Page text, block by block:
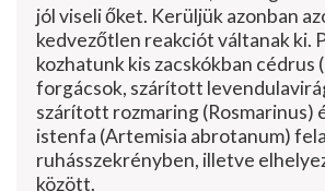
jól viseli őket. Kerüljük azonban
ked­vezőtlen reakciót váltanak ki.
kozhatunk kis zacskókban cédrus
forgácsok, szárított
szárított rozmaring (Rosmarinus)
istenfa (Artemisia abrotanum)
ru­hásszekrényben, illetve
között.